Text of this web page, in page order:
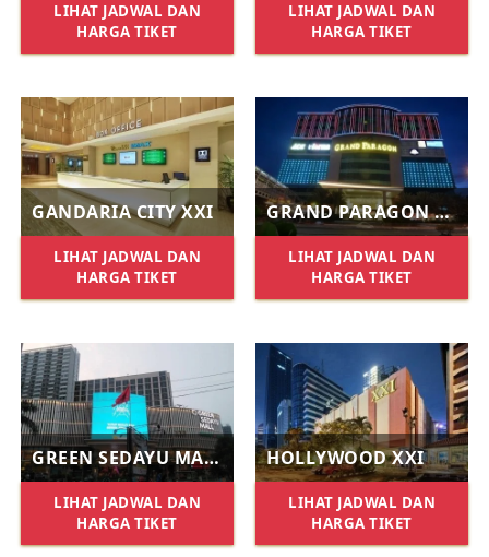
LIHAT JADWAL DAN
HARGA TIKET
LIHAT JADWAL DAN
HARGA TIKET
GANDARIA CITY XXI
LIHAT JADWAL DAN
HARGA TIKET
GRAND PARAGON XXI
LIHAT JADWAL DAN
HARGA TIKET
GREEN SEDAYU MALL XXI
LIHAT JADWAL DAN
HARGA TIKET
HOLLYWOOD XXI
LIHAT JADWAL DAN
HARGA TIKET